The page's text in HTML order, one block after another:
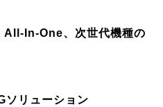
All-In-One、次世代機種の
ソリューション